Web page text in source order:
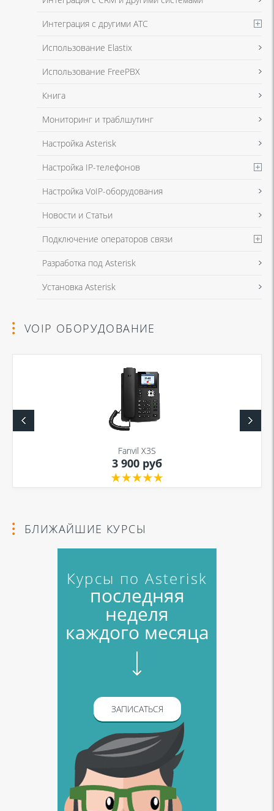
Я даю согласие на обработку моих персональных данных для связи
в соответствии с Политикой в отношении обработки персональных
Интеграция с другими АТС
Использование Elastix
Использование FreePBX
Книга
Мониторинг и траблшутинг
Настройка Asterisk
Настройка IP-телефонов
Настройка VoIP-оборудования
Новости и Статьи
Подключение операторов связи
Разработка под Asterisk
Установка Asterisk
VOIP ОБОРУДОВАНИЕ
Fanvil X3S
3 900 руб
БЛИЖАЙШИЕ КУРСЫ
Курсы по Asterisk
последняя
неделя
каждого месяца
ЗАПИСАТЬСЯ